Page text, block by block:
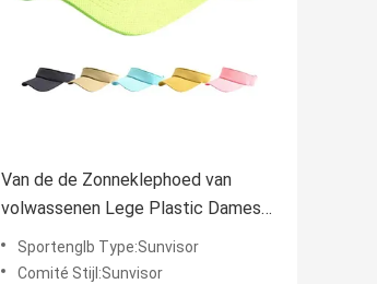
Van de de Zonneklephoed van
volwassenen Lege Plastic Dames
de Klitband Achtersluiting
Sportenglb Type:Sunvisor
Comité Stijl:Sunvisor